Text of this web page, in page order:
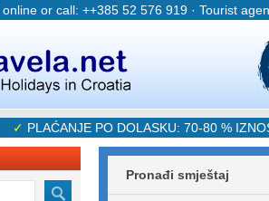
online or call: ++385 52 576 919 · Tourist
✓ PLAĆANJE PO DOLASKU: 70-80 %
Pronađi smještaj